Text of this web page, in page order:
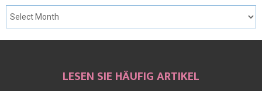
LESEN SIE HÄUFIG ARTIKEL